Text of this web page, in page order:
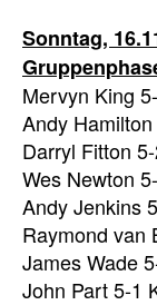
Sonntag,
Mervyn King
Andy
Darryl Fitton
Wes Newton
Andy Jenkins
Raymond van
James Wade
John Part 5-1